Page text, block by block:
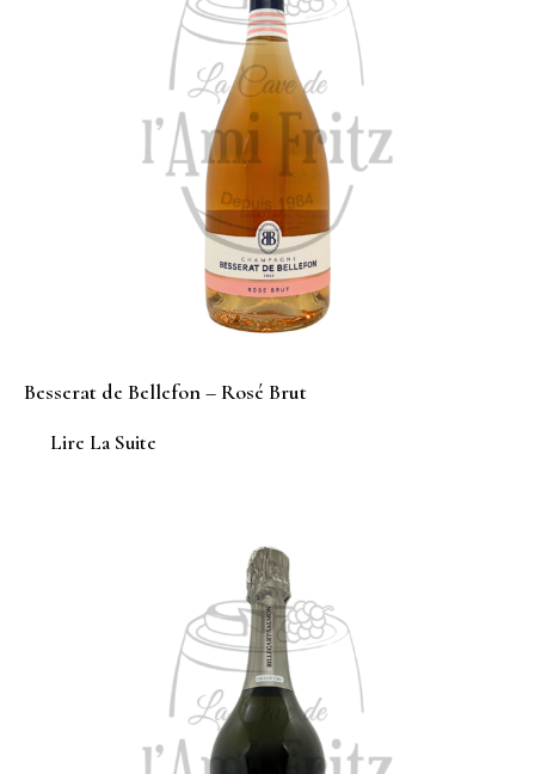
Besserat de Bellefon – Rosé Brut
Lire La Suite